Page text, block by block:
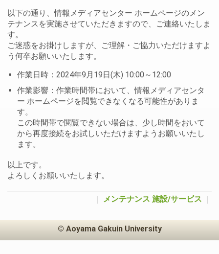
以下の通り、情報メディアセンター ホームページのメン
テナンスを実施させていただきますので、ご連絡いたしま
す。
ご迷惑をお掛けしますが、ご理解・ご協力いただけますよ
う何卒お願いいたします。
作業日時：2024年9月19日(木) 10:00～12:00
作業影響：作業時間帯において、情報メディアセンタ
ー ホームページを閲覧できなくなる可能性がありま
す。
この時間帯で閲覧できない場合は、少し時間をおいて
から再度接続をお試しいただけますようお願いいたし
ます。
以上です。
よろしくお願いいたします。
メンテナンス 施設/サービス
© Aoyama Gakuin University